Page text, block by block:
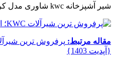
شیر آشپزخانه kwc شاوری مدل کرو
مقاله مرتبط:
{آپدیت 1403}